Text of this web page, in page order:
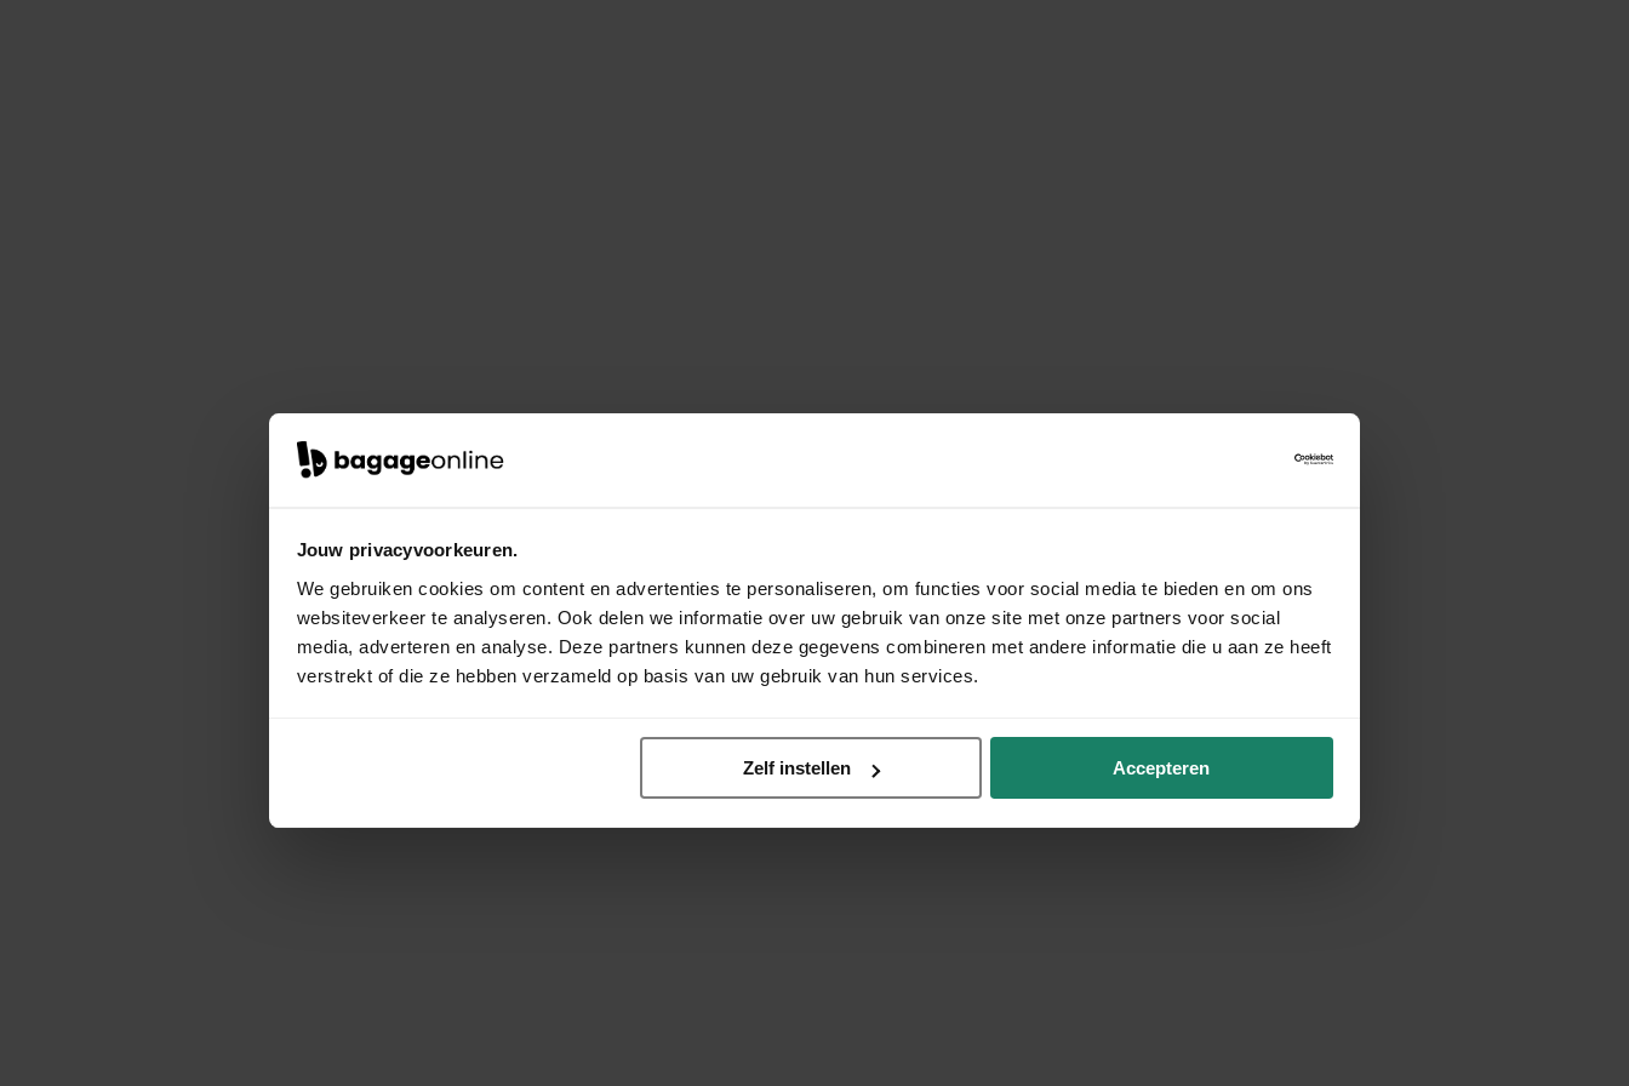
Jouw privacyvoorkeuren.
We gebruiken cookies om content en advertenties te personaliseren, om functies voor social media te bieden en om ons
websiteverkeer te analyseren. Ook delen we informatie over uw gebruik van onze site met onze partners voor social
media, adverteren en analyse. Deze partners kunnen deze gegevens combineren met andere informatie die u aan ze heeft
verstrekt of die ze hebben verzameld op basis van uw gebruik van hun services.
Zelf instellen Accepteren